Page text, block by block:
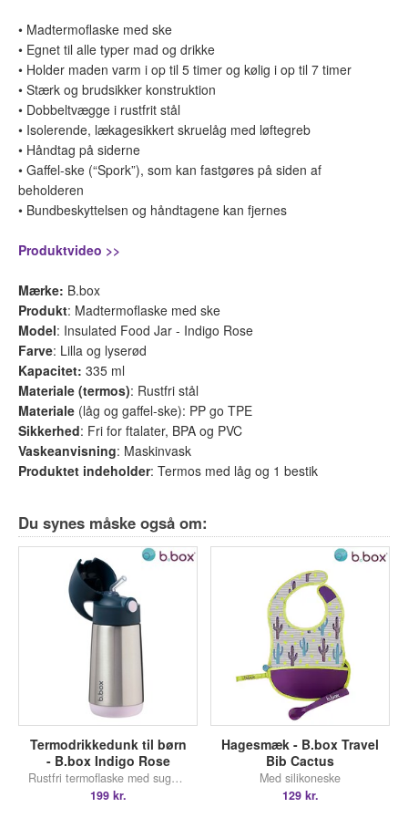
• Madtermoflaske med ske
• Egnet til alle typer mad og drikke
• Holder maden varm i op til 5 timer og kølig i op til 7 timer
• Stærk og brudsikker konstruktion
• Dobbeltvægge i rustfrit stål
• Isolerende, lækagesikkert skruelåg med løftegreb
• Håndtag på siderne
• Gaffel-ske (“Spork”), som kan fastgøres på siden af
beholderen
• Bundbeskyttelsen og håndtagene kan fjernes
Produktvideo >>
Mærke: B.box
Produkt: Madtermoflaske med ske
Model: Insulated Food Jar - Indigo Rose
Farve: Lilla og lyserød
Kapacitet: 335 ml
Materiale (termos): Rustfri stål
Materiale (låg og gaffel-ske): PP go TPE
Sikkerhed: Fri for ftalater, BPA og PVC
Vaskeanvisning: Maskinvask
Produktet indeholder: Termos med låg og 1 bestik
Du synes måske også om:
Termodrikkedunk til børn
- B.box Indigo Rose
Rustfri termoflaske med sugerør
199 kr.
Hagesmæk - B.box Travel
Bib Cactus
Med silikoneske
129 kr.